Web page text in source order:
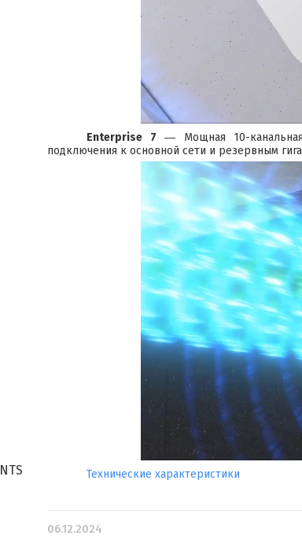
Enterprise 7 ― Мощная 10-канальная
подключения к основной сети и резервным
Технические характеристики
06.12.2024